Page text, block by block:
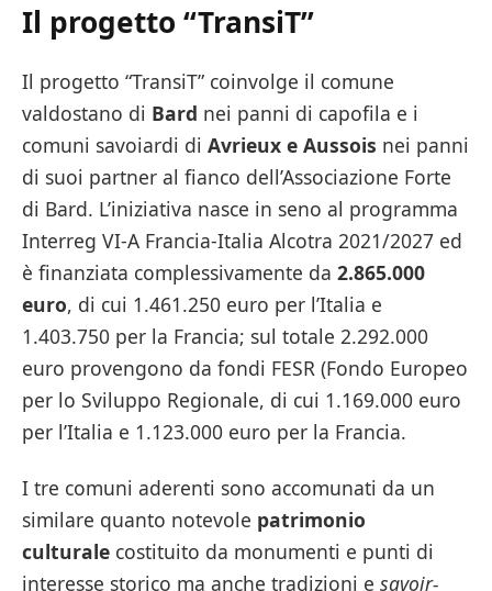
Il progetto “TransiT”
Il progetto “TransiT” coinvolge il comune
valdostano di Bard nei panni di capofila e i
comuni savoiardi di Avrieux e Aussois nei panni
di suoi partner al fianco dell’Associazione Forte
di Bard. L’iniziativa nasce in seno al programma
Interreg VI-A Francia-Italia Alcotra 2021/2027 ed
è finanziata complessivamente da 2.865.000
euro, di cui 1.461.250 euro per l’Italia e
1.403.750 per la Francia; sul totale 2.292.000
euro provengono da fondi FESR (Fondo Europeo
per lo Sviluppo Regionale, di cui 1.169.000 euro
per l’Italia e 1.123.000 euro per la Francia.
I tre comuni aderenti sono accomunati da un
similare quanto notevole patrimonio
culturale costituito da monumenti e punti di
interesse storico ma anche tradizioni e savoir-